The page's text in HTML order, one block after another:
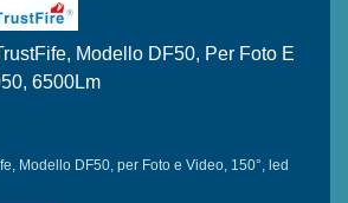
Modello DF50, Per Foto E
6500Lm
Modello DF50, per Foto e Video, 150°, led